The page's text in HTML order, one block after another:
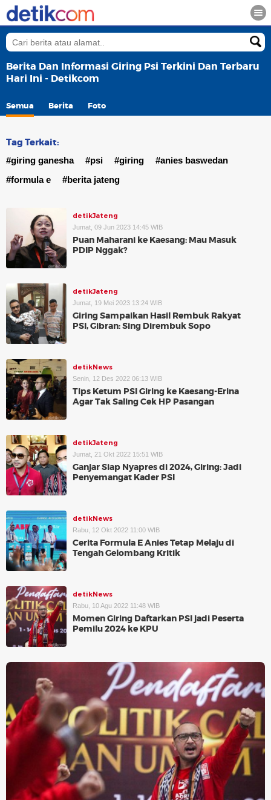
Berita Dan Informasi Giring Psi Terkini Dan Terbaru
Hari Ini - Detikcom
Semua Berita Foto
Tag Terkait:
#giring ganesha #psi #giring
#anies baswedan
#formula e
#berita jateng
detikJateng
Jumat, 09 Jun 2023 14:45 WIB
Puan Maharani ke Kaesang: Mau Masuk
PDIP Nggak?
detikJateng
Jumat, 19 Mei 2023 13:24 WIB
Giring Sampaikan Hasil Rembuk Rakyat
PSI, Gibran: Sing Dirembuk Sopo
detikNews
Senin, 12 Des 2022 06:13 WIB
Tips Ketum PSI Giring ke Kaesang-Erina
Agar Tak Saling Cek HP Pasangan
detikJateng
Jumat, 21 Okt 2022 15:51 WIB
Ganjar Siap Nyapres di 2024, Giring: Jadi
Penyemangat Kader PSI
detikNews
Rabu, 12 Okt 2022 11:00 WIB
Cerita Formula E Anies Tetap Melaju di
Tengah Gelombang Kritik
detikNews
Rabu, 10 Agu 2022 11:48 WIB
Momen Giring Daftarkan PSI jadi Peserta
Pemilu 2024 ke KPU